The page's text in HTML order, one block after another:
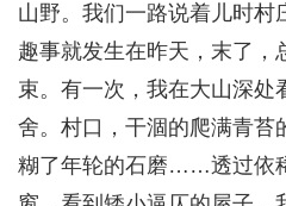
山野。我们一路说着儿时村
趣事就发生在昨天，末了，
束。有一次，我在大山深处
舍。村口，干涸的爬满青苔
糊了年轮的石磨……透过依